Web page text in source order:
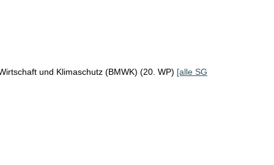
und Klimaschutz (BMWK) (20. WP) [alle SG